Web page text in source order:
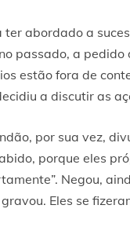
ter abordado a
passado, a
estão fora de
a discutir as
por sua vez,
porque eles
Negou,
Eles se